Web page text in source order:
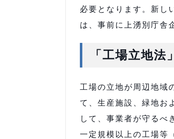
必要となります。新し
は、事前に上湧別庁舎
「工場立地法
工場の立地が周辺地域
て、生産施設、緑地お
して、事業者が守るべ
一定規模以上の工場等